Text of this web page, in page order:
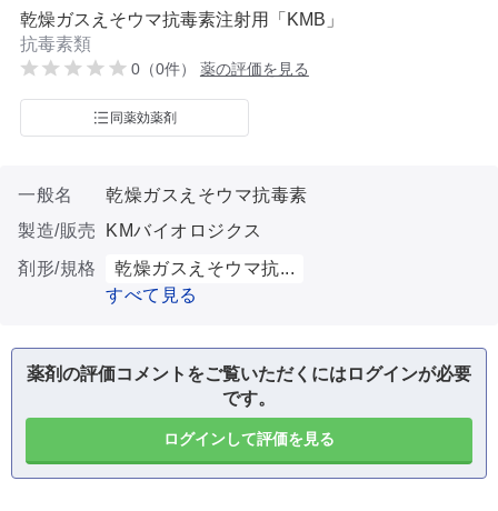
乾燥ガスえそウマ抗毒素注射用「KMB」
抗毒素類
0（0件） 薬の評価を見る
同薬効薬剤
一般名
乾燥ガスえそウマ抗毒素
製造/販売
KMバイオロジクス
剤形/規格
乾燥ガスえそウマ抗...
すべて見る
薬剤の評価コメントをご覧いただくにはログインが必要
です。
ログインして評価を見る